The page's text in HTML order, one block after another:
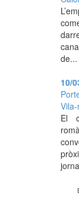
de...
10/
El